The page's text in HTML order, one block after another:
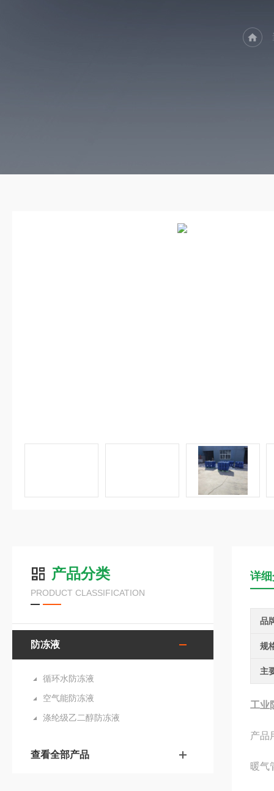
产品分类
PRODUCT CLASSIFICATION
防冻液
循环水防冻液
空气能防冻液
涤纶级乙二醇防冻液
查看全部产品
详
品
规
主
工业
产品
暖气